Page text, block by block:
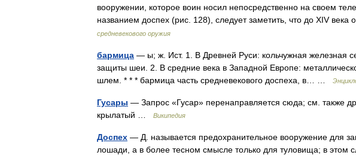
вооружении, которое воин носил непосредственно на своем
названием доспех (рис. 128), следует заметить, что до XIV
средневекового оружия
бармица — ы; ж. Ист. 1. В Древней Руси: кольчужная железная
защиты шеи. 2. В средние века в Западной Европе:
шлем. * * * бармица часть средневекового доспеха, в… …
Гусары — Запрос «Гусар» перенаправляется сюда; см. также
крылатый …
Википедия
Доспех — Д. называется предохранительное вооружение для
лошади, а в более тесном смысле только для туловища; в этом